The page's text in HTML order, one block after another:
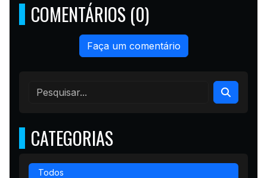
COMENTÁRIOS (0)
Faça um comentário
CATEGORIAS
Todos